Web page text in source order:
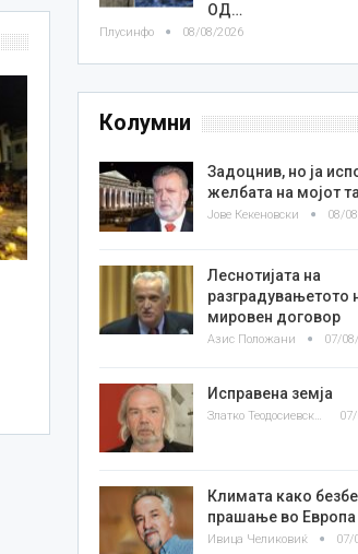
ОД…
Плусинфо 08/08/2026
Колумни
Задоцнив, но ја
желбата на мојот
Јове Кекеновски 08/
Леснотијата на
разградувањетото
мировен договор
Азис Положани 07/
Исправена земја
Златко Теодосиевски
Климата како
прашање во Европа
Ивица Челиковиќ 07/